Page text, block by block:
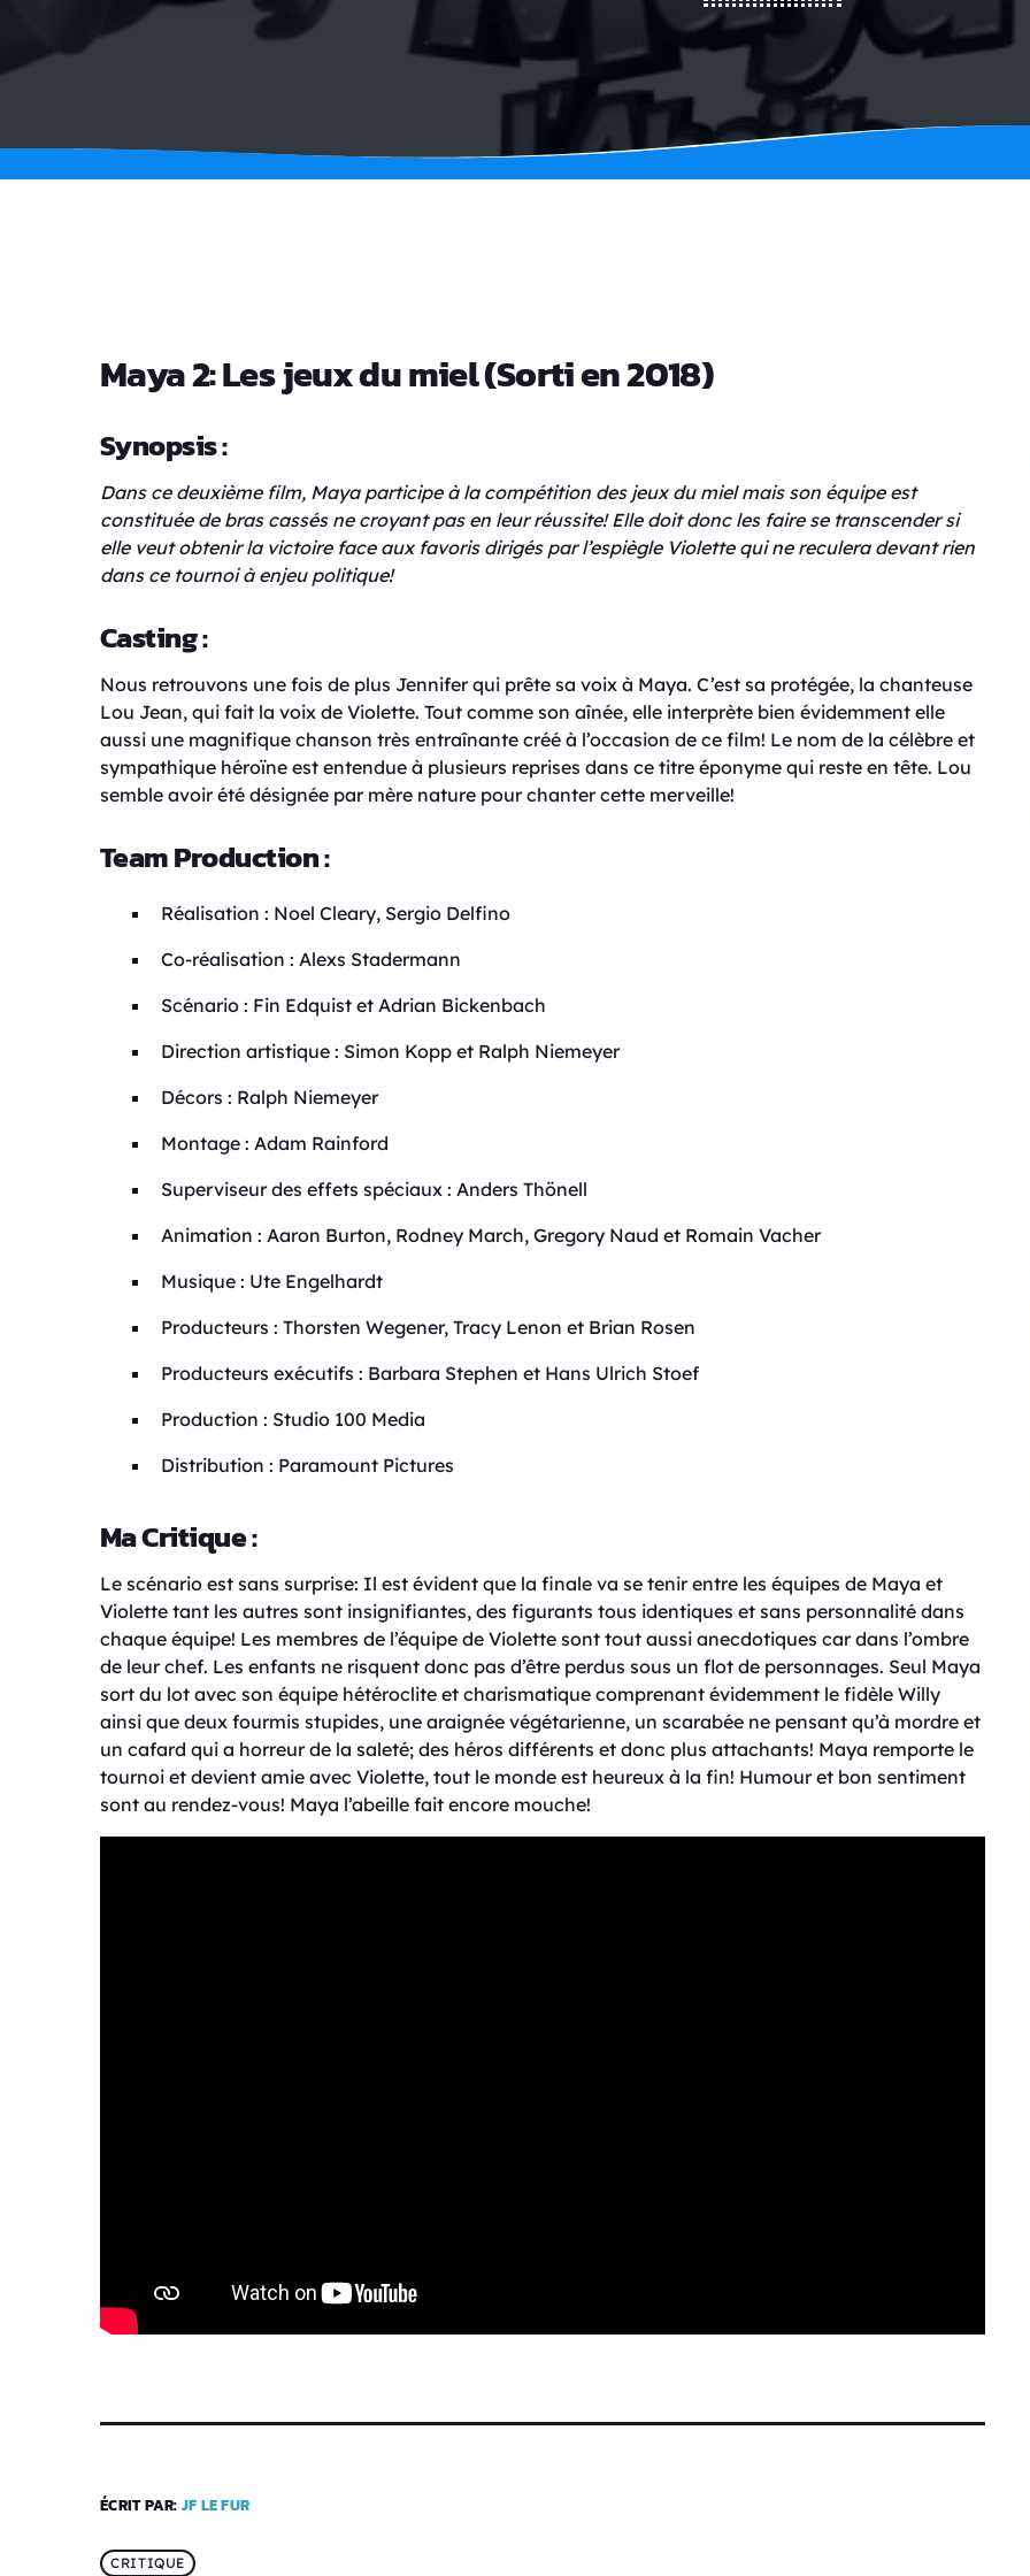
Maya 2: Les jeux du miel (Sorti en 2018)
Synopsis :
Dans ce deuxième film, Maya participe à la compétition des jeux du miel mais son équipe est
constituée de bras cassés ne croyant pas en leur réussite! Elle doit donc les faire se transcender si
elle veut obtenir la victoire face aux favoris dirigés par l’espiègle Violette qui ne reculera devant rien
dans ce tournoi à enjeu politique!
Casting :
Nous retrouvons une fois de plus Jennifer qui prête sa voix à Maya. C’est sa protégée, la chanteuse
Lou Jean, qui fait la voix de Violette. Tout comme son aînée, elle interprète bien évidemment elle
aussi une magnifique chanson très entraînante créé à l’occasion de ce film! Le nom de la célèbre et
sympathique héroïne est entendue à plusieurs reprises dans ce titre éponyme qui reste en tête. Lou
semble avoir été désignée par mère nature pour chanter cette merveille!
Team Production :
Réalisation : Noel Cleary, Sergio Delfino
Co-réalisation : Alexs Stadermann
Scénario : Fin Edquist et Adrian Bickenbach
Direction artistique : Simon Kopp et Ralph Niemeyer
Décors : Ralph Niemeyer
Montage : Adam Rainford
Superviseur des effets spéciaux : Anders Thönell
Animation : Aaron Burton, Rodney March, Gregory Naud et Romain Vacher
Musique : Ute Engelhardt
Producteurs : Thorsten Wegener, Tracy Lenon et Brian Rosen
Producteurs exécutifs : Barbara Stephen et Hans Ulrich Stoef
Production : Studio 100 Media
Distribution : Paramount Pictures
Ma Critique :
Le scénario est sans surprise: Il est évident que la finale va se tenir entre les équipes de Maya et
Violette tant les autres sont insignifiantes, des figurants tous identiques et sans personnalité dans
chaque équipe! Les membres de l’équipe de Violette sont tout aussi anecdotiques car dans l’ombre
de leur chef. Les enfants ne risquent donc pas d’être perdus sous un flot de personnages. Seul Maya
sort du lot avec son équipe hétéroclite et charismatique comprenant évidemment le fidèle Willy
ainsi que deux fourmis stupides, une araignée végétarienne, un scarabée ne pensant qu’à mordre et
un cafard qui a horreur de la saleté; des héros différents et donc plus attachants! Maya remporte le
tournoi et devient amie avec Violette, tout le monde est heureux à la fin! Humour et bon sentiment
sont au rendez-vous! Maya l’abeille fait encore mouche!
ÉCRIT PAR: JF LE FUR
CRITIQUE